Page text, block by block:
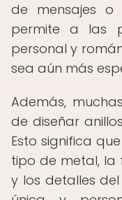
de mensajes o
permite a las
personal y
sea aún más
Además,
de diseñar
Esto significa
tipo de metal, la
y los detalles